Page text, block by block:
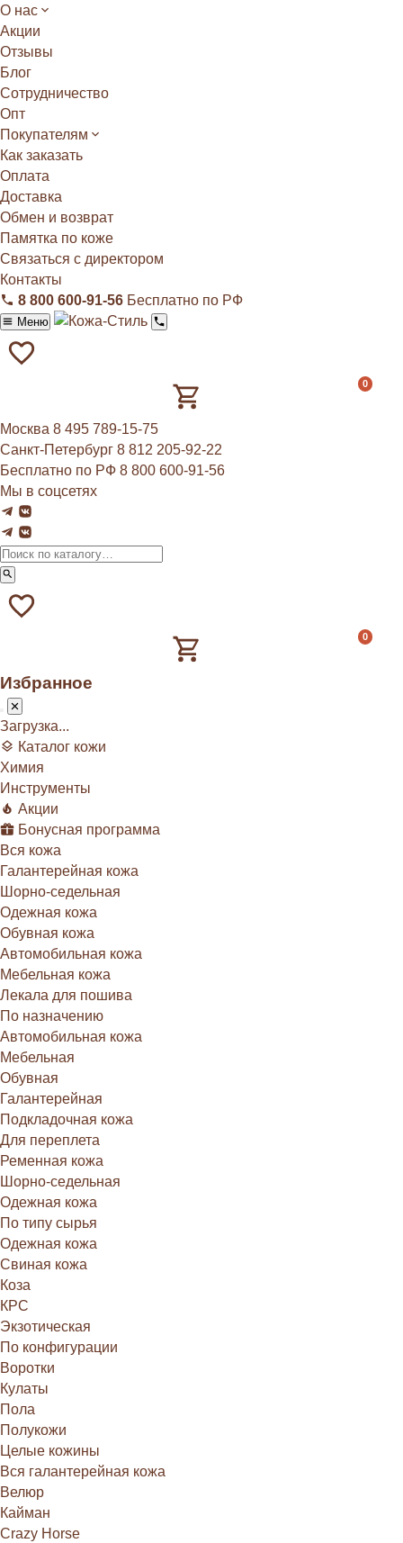
О нас
Акции
Отзывы
Блог
Сотрудничество
Опт
Покупателям
Как заказать
Оплата
Доставка
Обмен и возврат
Памятка по коже
Связаться с директором
Контакты
8 800 600‑91‑56 Бесплатно по РФ
Меню
0
Москва 8 495 789‑15‑75
Санкт-Петербург 8 812 205‑92‑22
Бесплатно по РФ 8 800 600‑91‑56
Мы в соцсетях
0
Избранное
Загрузка...
Каталог кожи
Химия
Инструменты
Акции
Бонусная программа
Вся кожа
Галантерейная кожа
Шорно-седельная
Одежная кожа
Обувная кожа
Автомобильная кожа
Мебельная кожа
Лекала для пошива
По назначению
Автомобильная кожа
Мебельная
Обувная
Галантерейная
Подкладочная кожа
Для переплета
Ременная кожа
Шорно-седельная
Одежная кожа
По типу сырья
Одежная кожа
Свиная кожа
Коза
КРС
Экзотическая
По конфигурации
Воротки
Кулаты
Пола
Полукожи
Целые кожины
Вся галантерейная кожа
Велюр
Кайман
Crazy Horse